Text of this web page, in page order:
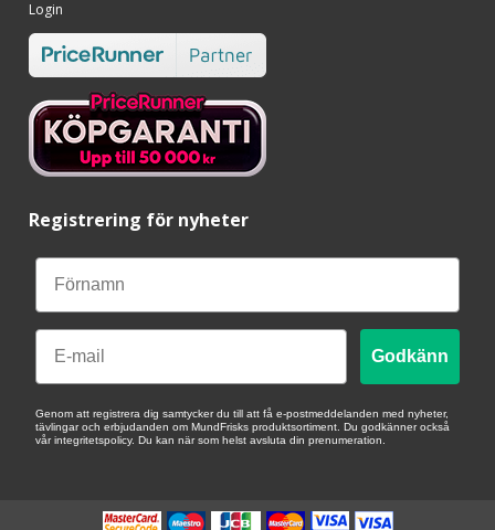
Login
Registrering för nyheter
Email
Godkänn
Genom att registrera dig samtycker du till att få e-postmeddelanden med nyheter,
tävlingar och erbjudanden om MundFrisks produktsortiment. Du godkänner också
vår integritetspolicy. Du kan när som helst avsluta din prenumeration.